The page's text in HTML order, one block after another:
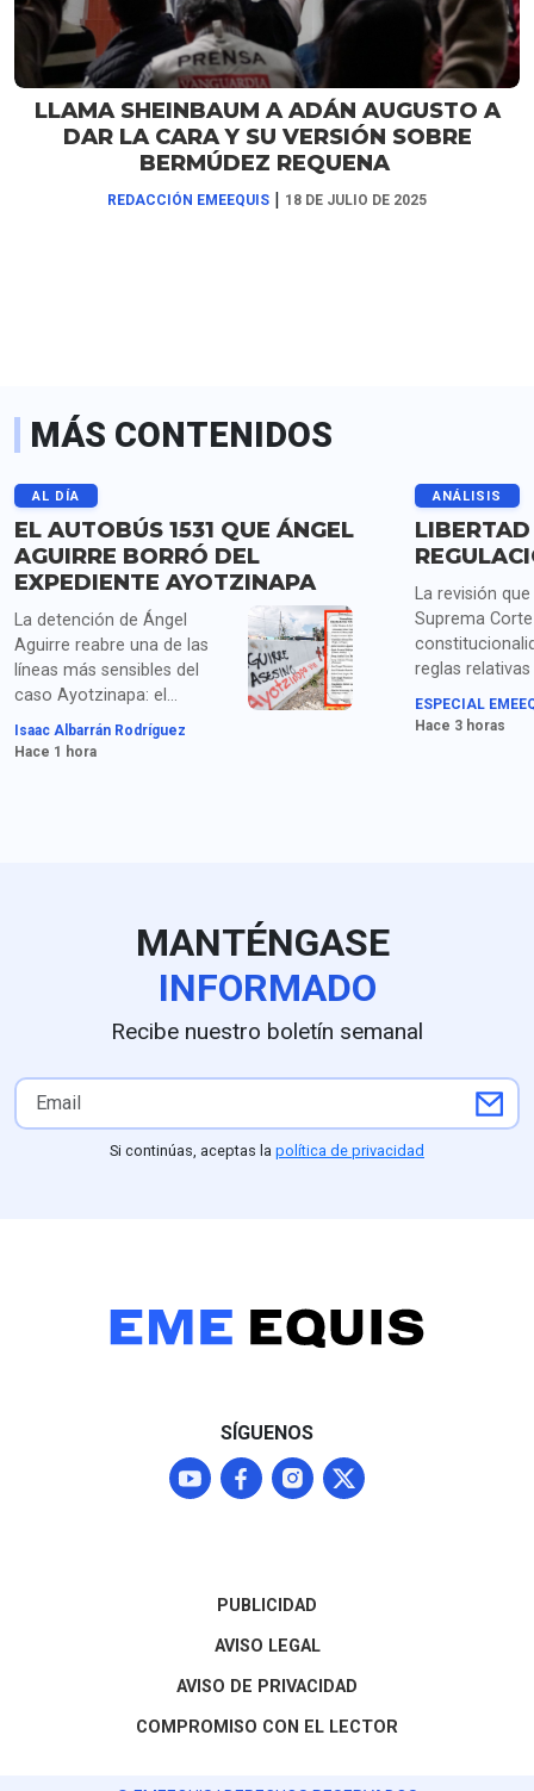
LLAMA SHEINBAUM A ADÁN AUGUSTO A
DAR LA CARA Y SU VERSIÓN SOBRE
BERMÚDEZ REQUENA
REDACCIÓN EMEEQUIS | 18 DE JULIO DE 2025
MÁS CONTENIDOS
AL DÍA
EL AUTOBÚS 1531 QUE ÁNGEL
AGUIRRE BORRÓ DEL
EXPEDIENTE AYOTZINAPA
La detención de Ángel
Aguirre reabre una de las
líneas más sensibles del
caso Ayotzinapa: el
presunto ocultamiento de
los videos del autobús
Isaac Albarrán Rodríguez
Hace 1 hora
ANÁLISIS
La revisión
Suprema
reglas
derechos de
vuelve a
ESPECIAL
Hace 3 horas
MANTÉNGASE
INFORMADO
Recibe nuestro boletín semanal
Si continúas, aceptas la política de privacidad
SÍGUENOS
PUBLICIDAD
AVISO LEGAL
AVISO DE PRIVACIDAD
COMPROMISO CON EL LECTOR